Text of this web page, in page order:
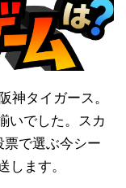
神タイガース。
いでした。スカ
で選ぶ今シー
します。